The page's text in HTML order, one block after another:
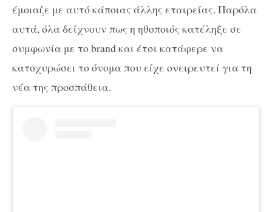
έμοιαζε με αυτό κάποιας άλλης εταιρείας. Παρόλα
αυτά, όλα δείχνουν πως η ηθοποιός κατέληξε σε
συμφωνία με το brand και έτσι κατάφερε να
κατοχυρώσει το όνομα που είχε ονειρευτεί για τη
νέα της προσπάθεια.